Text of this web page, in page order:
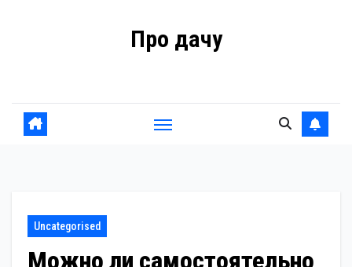
Про дачу
Uncategorised
Можно ли самостоятельно